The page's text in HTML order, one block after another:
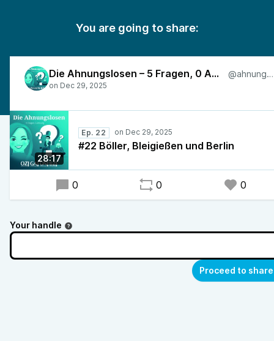
You are going to share:
Die Ahnungslosen – 5 Fragen, 0 Ahnung @ahnungslos
28:17
Ep. 22
#22 Böller, Bleigießen und Berlin
0 0 0
Your handle
Proceed to share